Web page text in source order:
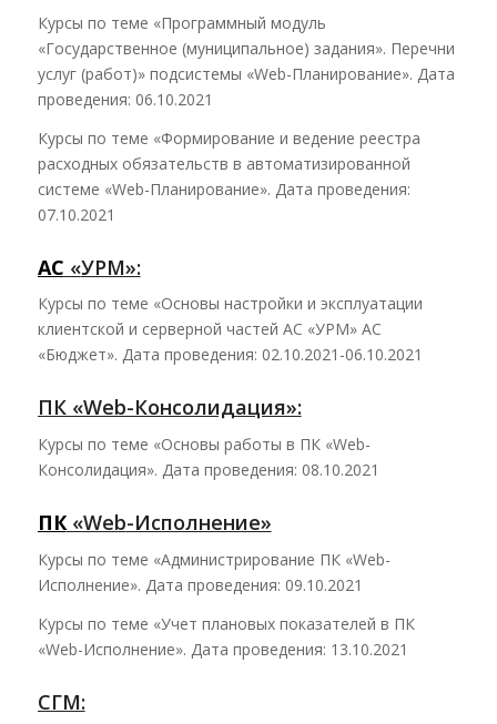
Курсы по теме «Программный модуль
«Государственное (муниципальное) задания». Перечни
услуг (работ)» подсистемы «Web-Планирование». Дата
проведения: 06.10.2021
Курсы по теме «Формирование и ведение реестра
расходных обязательств в автоматизированной
системе «Web-Планирование». Дата проведения:
07.10.2021
АС «УРМ»:
Курсы по теме «Основы настройки и эксплуатации
клиентской и серверной частей АС «УРМ» АС
«Бюджет». Дата проведения: 02.10.2021-06.10.2021
ПК «Web-Консолидация»:
Курсы по теме «Основы работы в ПК «Web-
Консолидация». Дата проведения: 08.10.2021
ПК«Web-Исполнение»
Курсы по теме «Администрирование ПК «Web-
Исполнение». Дата проведения: 09.10.2021
Курсы по теме «Учет плановых показателей в ПК
«Web-Исполнение». Дата проведения: 13.10.2021
СГМ: